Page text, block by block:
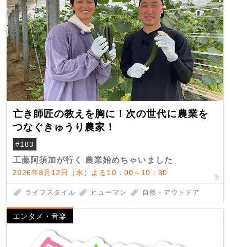
亡き師匠の教えを胸に！次の世代に農業を
つなぐきゅうり農家！
#183
工藤阿須加が行く 農業始めちゃいました
2026年8月12日（水）よる10：00～10：30
ライフスタイル ヒューマン 自然・アウトドア
エンタメ・音楽